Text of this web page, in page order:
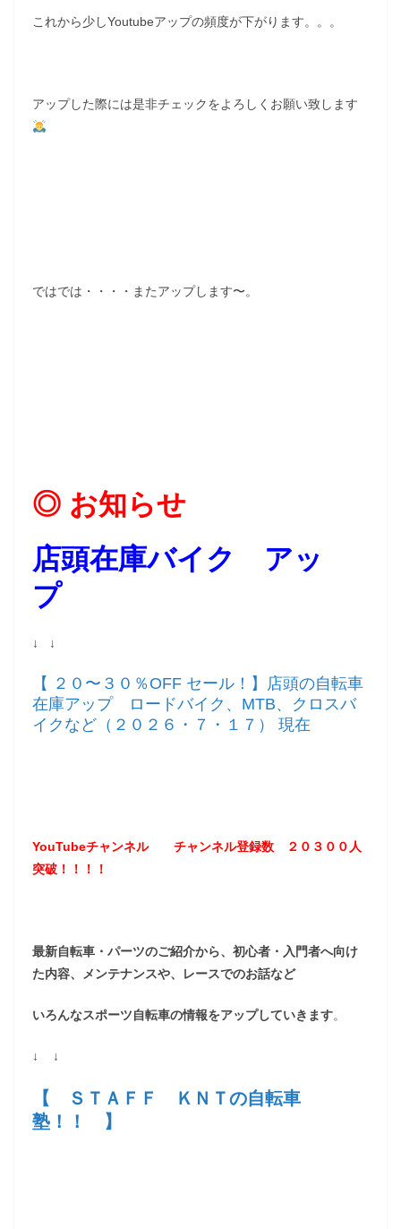
これから少しYoutubeアップの頻度が下がります。。。
アップした際には是非チェックをよろしくお願い致します
ではでは・・・・またアップします〜。
◎ お知らせ
店頭在庫バイク アッ
プ
↓ ↓
【 ２０〜３０％OFF セール！】店頭の自転車
在庫アップ ロードバイク、MTB、クロスバ
イクなど（２０２６・７・１７） 現在
YouTubeチャンネル チャンネル登録数 ２０３ ００ 人
突破！！！！
最新自転車・パーツのご紹介から、初心者・入門者へ向け
た内容、メンテナンスや、レースでのお話など
いろんなスポーツ自転車の情報をアップしていきます。
↓ ↓
【 ＳＴＡＦＦ ＫＮＴの自転車
塾！！ 】